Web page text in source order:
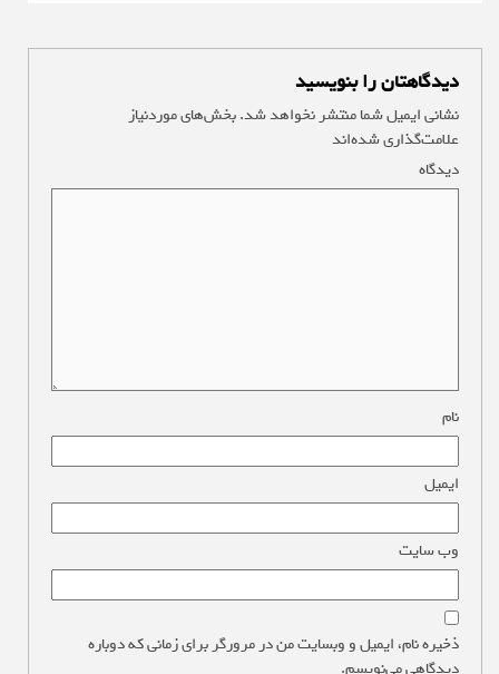
دیدگاهتان را بنویسید
نشانی ایمیل شما منتشر نخواهد شد.بخش‌های موردنیاز
علامت‌گذاری شده‌اند
دیدگاه
نام
ایمیل
وب‌ سایت
ذخیره نام، ایمیل و وبسایت من در مرورگر برای زمانی که دوباره